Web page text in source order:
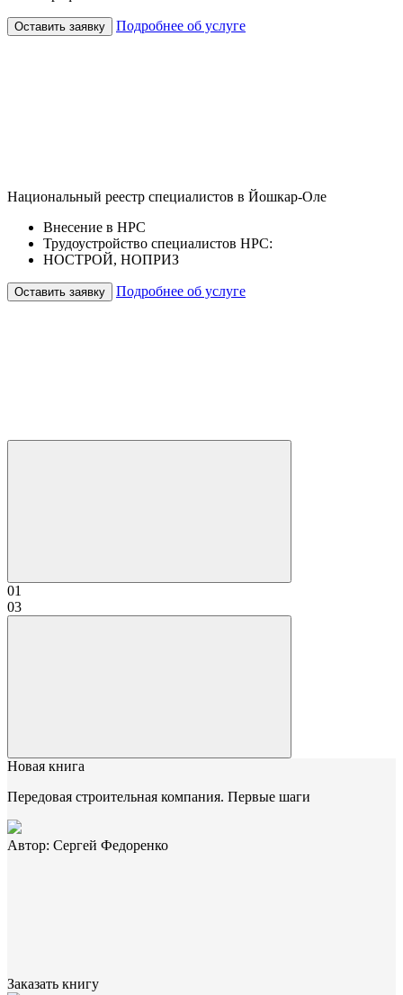
Оставить заявку Подробнее об услуге
Национальный реестр специалистов в Йошкар-Оле
Внесение в НРС
Трудоустройство специалистов НРС:
НОСТРОЙ, НОПРИЗ
Оставить заявку Подробнее об услуге
01
03
Новая книга
Передовая строительная компания. Первые шаги
Автор: Сергей Федоренко
Заказать книгу